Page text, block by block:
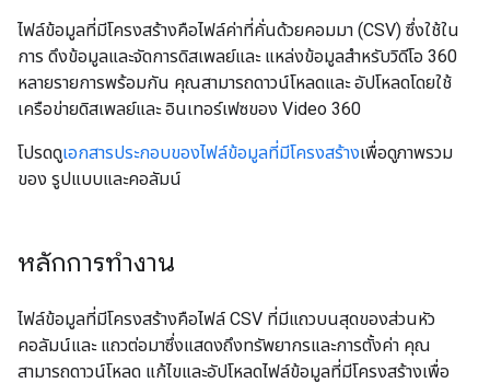
ไฟล์ข้อมูลที่มีโครงสร้างคือไฟล์ค่าที่คั่นด้วยคอมมา (CSV) ซึ่งใช้ใน
การ ดึงข้อมูลและจัดการดิสเพลย์และ แหล่งข้อมูลสำหรับวิดีโอ 360
หลายรายการพร้อมกัน คุณสามารถดาวน์โหลดและ อัปโหลดโดยใช้
เครือข่ายดิสเพลย์และ อินเทอร์เฟซของ Video 360
โปรดดูเอกสารประกอบของไฟล์ข้อมูลที่มีโครงสร้างเพื่อดูภาพรวม
ของ รูปแบบและคอลัมน์
หลักการทำงาน
ไฟล์ข้อมูลที่มีโครงสร้างคือไฟล์ CSV ที่มีแถวบนสุดของส่วนหัว
คอลัมน์และ แถวต่อมาซึ่งแสดงถึงทรัพยากรและการตั้งค่า คุณ
สามารถดาวน์โหลด แก้ไขและอัปโหลดไฟล์ข้อมูลที่มีโครงสร้างเพื่อ